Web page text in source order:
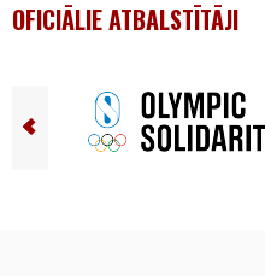
OFICIĀLIE ATBALSTĪTĀJI